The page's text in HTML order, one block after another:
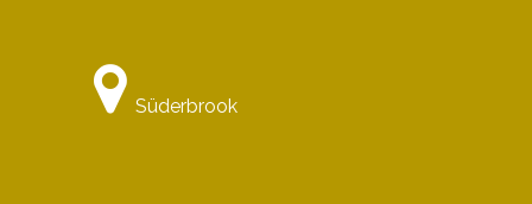
Süderbrook